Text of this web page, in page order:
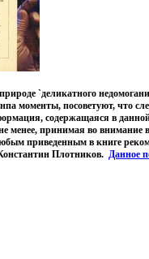
`деликатного
моменты, посоветуют, что
содержащаяся в
менее, принимая во внимание
приведенным в книге
Плотников. Данное